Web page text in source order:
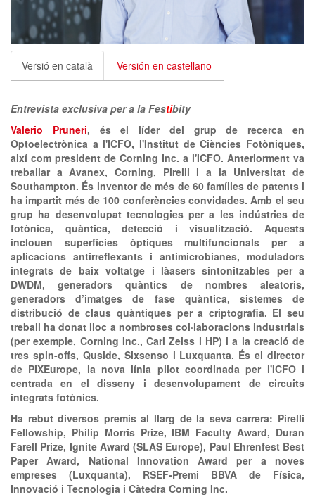
Versió en català Versión en castellano
Entrevista exclusiva per a la Festibity
Valerio Pruneri, és el líder del grup de recerca en
Optoelectrònica a l'ICFO, l'Institut de Ciències Fotòniques,
així com president de Corning Inc. a l'ICFO. Anteriorment va
treballar a Avanex, Corning, Pirelli i a la Universitat de
Southampton. És inventor de més de 60 famílies de patents i
ha impartit més de 100 conferències convidades. Amb el seu
grup ha desenvolupat tecnologies per a les indústries de
fotònica, quàntica, detecció i visualització. Aquests
inclouen superfícies òptiques multifuncionals per a
aplicacions antirreflexants i antimicrobianes, moduladors
integrats de baix voltatge i làasers sintonitzables per a
DWDM, generadors quàntics de nombres aleatoris,
generadors d’imatges de fase quàntica, sistemes de
distribució de claus quàntiques per a criptografia. El seu
treball ha donat lloc a nombroses col·laboracions industrials
(per exemple, Corning Inc., Carl Zeiss i HP) i a la creació de
tres spin-offs, Quside, Sixsenso i Luxquanta. És el director
de PIXEurope, la nova línia pilot coordinada per l'ICFO i
centrada en el disseny i desenvolupament de circuits
integrats fotònics.
Ha rebut diversos premis al llarg de la seva carrera: Pirelli
Fellowship, Philip Morris Prize, IBM Faculty Award, Duran
Farell Prize, Ignite Award (SLAS Europe), Paul Ehrenfest Best
Paper Award, National Innovation Award per a noves
empreses (Luxquanta), RSEF-Premi BBVA de Física,
Innovació i Tecnologia i Càtedra Corning Inc.